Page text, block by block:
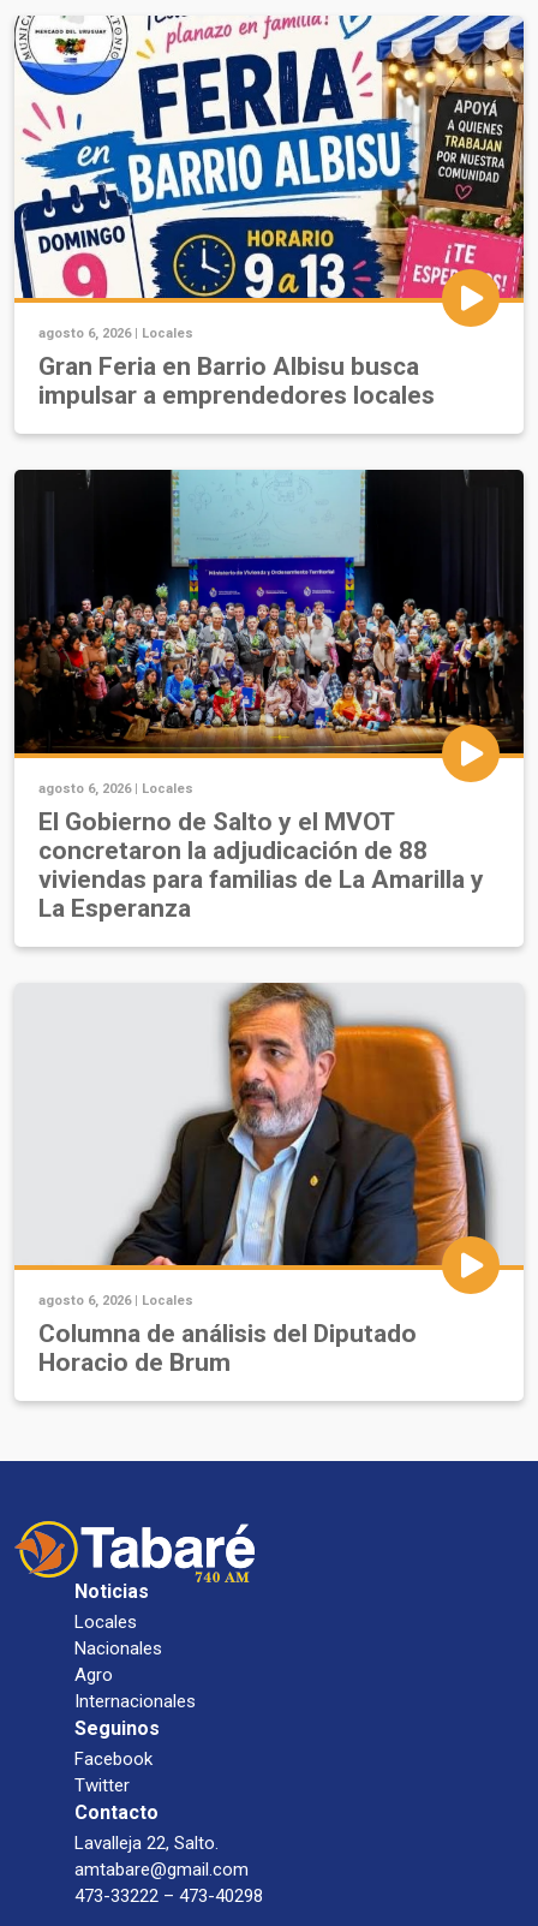
agosto 6, 2026 | Locales
Gran Feria en Barrio Albisu busca
impulsar a emprendedores locales
agosto 6, 2026 | Locales
El Gobierno de Salto y el MVOT
concretaron la adjudicación de 88
viviendas para familias de La Amarilla y
La Esperanza
agosto 6, 2026 | Locales
Columna de análisis del Diputado
Horacio de Brum
Noticias
Locales
Nacionales
Agro
Internacionales
Seguinos
Facebook
Twitter
Contacto
Lavalleja 22, Salto.
amtabare@gmail.com
473-33222 – 473-40298